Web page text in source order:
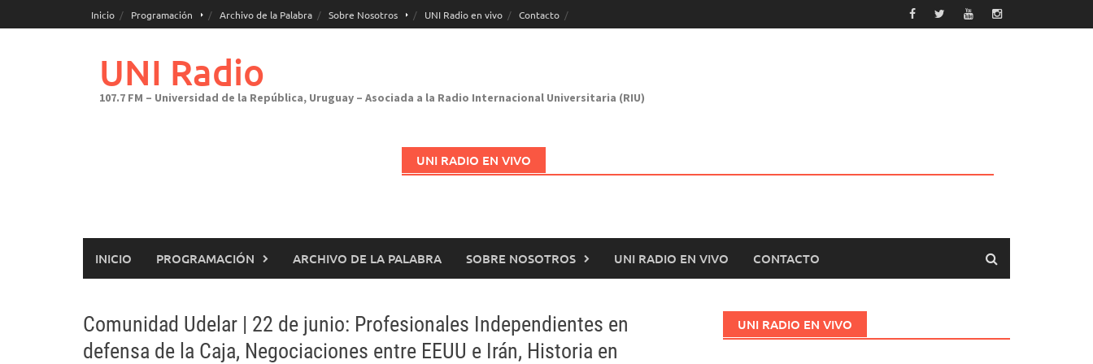
al
Inicio Programación Archivo de la Palabra Sobre Nosotros UNI Radio en vivo Contacto
UNI Radio
107.7 FM – Universidad de la República, Uruguay – Asociada a la Radio Internacional Universitaria (RIU)
UNI RADIO EN VIVO
INICIO PROGRAMACIÓN ARCHIVO DE LA PALABRA SOBRE NOSOTROS UNI RADIO EN VIVO CONTACTO
Comunidad Udelar | 22 de junio: Profesionales Independientes en
defensa de la Caja, Negociaciones entre EEUU e Irán, Historia en
UNI RADIO EN VIVO